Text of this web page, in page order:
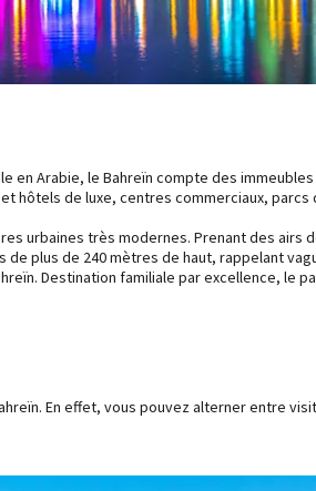
en Arabie, le Bahreïn compte des
hôtels de luxe, centres commerciaux,
urbaines très modernes. Prenant des airs
plus de 240 mètres de haut, rappelant
Destination familiale par excellence, le
En effet, vous pouvez alterner entre